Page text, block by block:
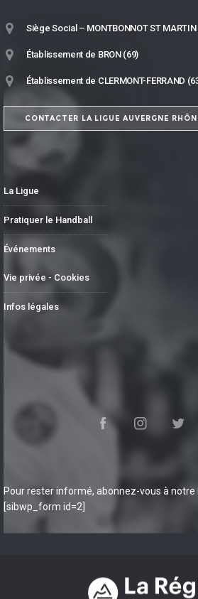
Siège Social – MONTBONNOT ST MARTIN
Établissement de BRON (69)
Établissement de CLERMONT-FERRAND
CONTACTER LA LIGUE AUVERGNE
La Ligue
Pratiquer le Handball
Événements
Vie privée - Cookies
Infos légales
Pour rester informé, abonnez-vous à
[sibwp_form id=2]